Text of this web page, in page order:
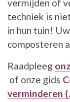
vermijden of
techniek is
in hun tuin!
composteren
Raadpleeg
opent een
of onze gids
verminderen